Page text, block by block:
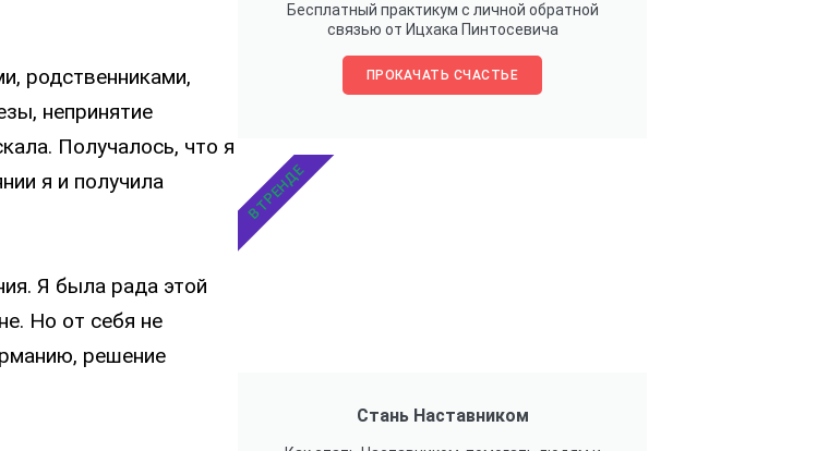
родственниками,
непринятие
Получалось, что я
я и получила
Я была рада этой
Но от себя не
решение
Бесплатный практикум с личной обратной
связью от Ицхака Пинтосевича
ПРОКАЧАТЬ СЧАСТЬЕ
Стань Наставником
В ТРЕНДЕ